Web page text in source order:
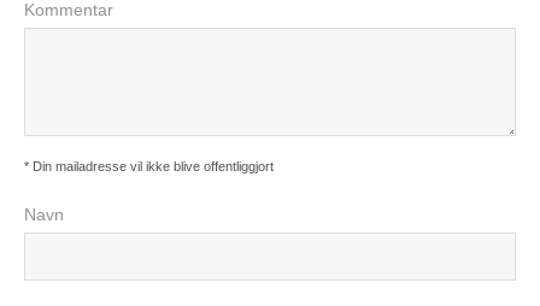
Kommentar
* Din mailadresse vil ikke blive offentliggjort
Navn